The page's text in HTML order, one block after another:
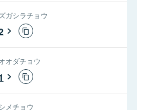
ガシラチョウ
オダチョウ
メチョウ